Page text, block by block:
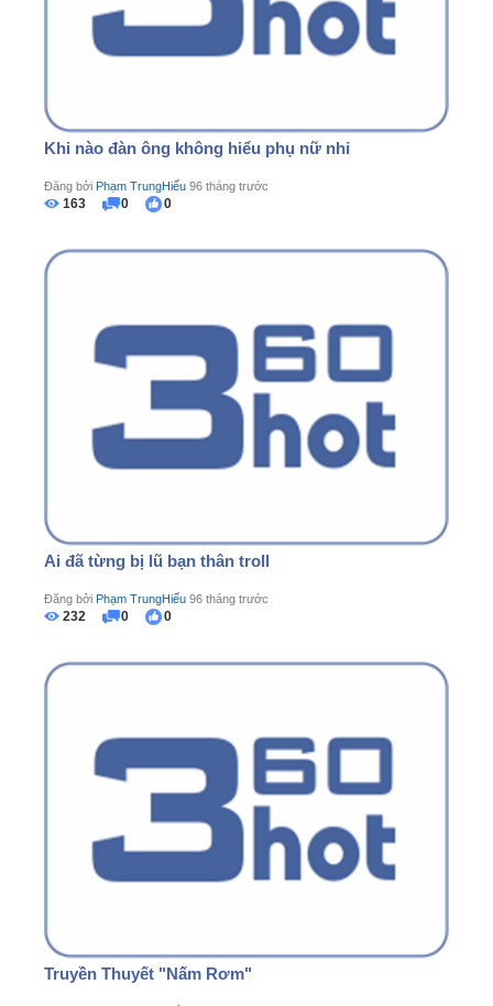
Khi nào đàn ông không hiểu phụ nữ nhỉ
Đăng bởi Phạm TrungHiếu 96 tháng trước
163 0 0
Ai đã từng bị lũ bạn thân troll
Đăng bởi Phạm TrungHiếu 96 tháng trước
232 0 0
Truyền Thuyết "Nấm Rơm"